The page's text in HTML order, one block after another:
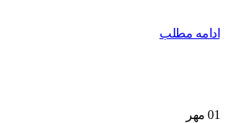
ادامه مطلب
01 مهر